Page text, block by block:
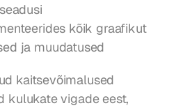
kõik graafikut
ja muudatused
kaitsevõimalused
kulukate vigade eest,